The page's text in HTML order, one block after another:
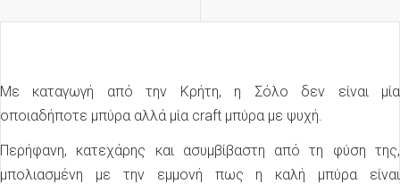
Mε καταγωγή από την Κρήτη, η Σόλο δεν είναι μία
οποιαδήποτε μπύρα αλλά μία craft μπύρα με ψυχή.
Περήφανη, κατεχάρης και ασυμβίβαστη από τη φύση της,
μπολιασμένη με την εμμονή πως η καλή μπύρα είναι